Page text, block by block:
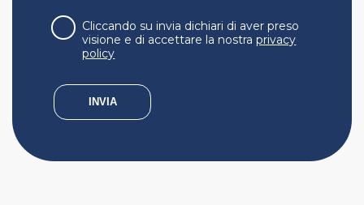
Cliccando su invia dichiari di aver preso
visione e di accettare la nostraprivacy
policy